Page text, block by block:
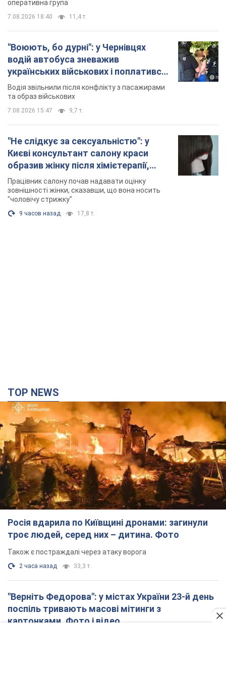
оперативна група
7.08.2026 18:40 11,4 т.
"Воюють, бо дурні": у Чернівцях
водій автобуса зневажив
українських військових і поплатився.
Відео
Водія звільнили після конфлікту з пасажирами
та образ військових
7.08.2026 15:47 9,7 т.
"Не слідкує за сексуальністю": у
Києві консультант салону краси
образив жінку після хімієтерапії,
розгорівся скандал. Фото
Працівник салону почав надавати оцінку
зовнішності жінки, сказавши, що вона носить
"чоловічу стрижку"
9 часов назад 17,8 т.
TOP NEWS
Росія вдарила по Київщині дронами: загинули
троє людей, серед них – дитина. Фото
Також є постраждалі через атаку ворога
2 часа назад 33,3 т.
"Верніть Федорова": у містах України 23-й день
поспіль тривають масові мітинги з
картонками. Фото і відео